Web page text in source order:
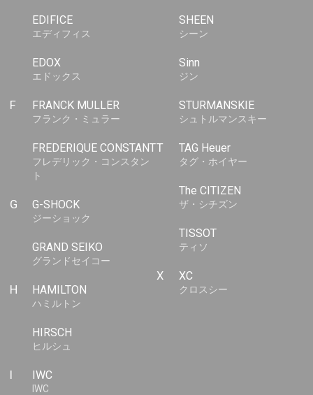
EDIFICE
エディフィス
EDOX
エドックス
F FRANCK MULLER
フランク・ミュラー
FREDERIQUE CONSTANT
フレデリック・コンスタン
ト
G G-SHOCK
ジーショック
GRAND SEIKO
グランドセイコー
H HAMILTON
ハミルトン
HIRSCH
ヒルシュ
I IWC
IWC
SHEEN
シーン
Sinn
ジン
STURMANSKIE
シュトルマンスキー
T TAG Heuer
タグ・ホイヤー
The CITIZEN
ザ・シチズン
TISSOT
ティソ
X XC
クロスシー